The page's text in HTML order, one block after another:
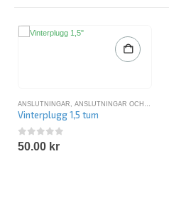
ANSLUTNINGAR , ANSLUTNINGAR OCH SLANGAR
Vinterplugg 1,5 tum
0out of 5
50.00 kr